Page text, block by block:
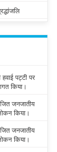
पट्टी पर
किया।
जनजातीय
किया।
जनजातीय
किया।